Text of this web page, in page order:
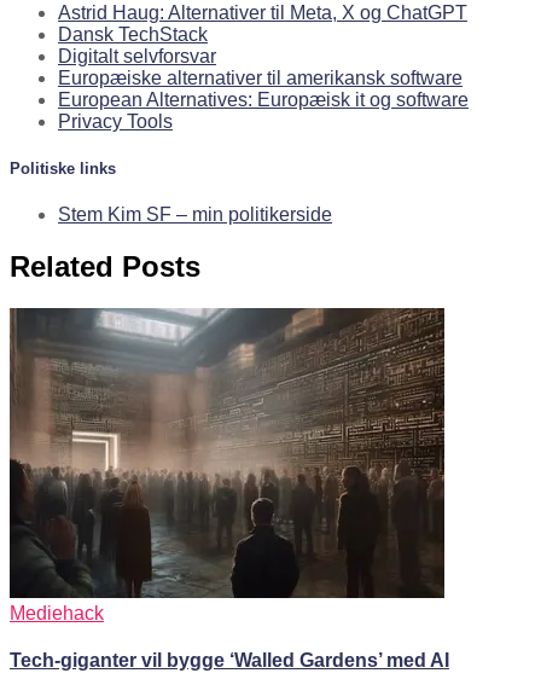
Astrid Haug: Alternativer til Meta, X og ChatGPT
Dansk TechStack
Digitalt selvforsvar
Europæiske alternativer til amerikansk software
European Alternatives: Europæisk it og software
Privacy Tools
Politiske links
Stem Kim SF – min politikerside
Related Posts
Mediehack
Tech-giganter vil bygge ‘Walled Gardens’ med AI